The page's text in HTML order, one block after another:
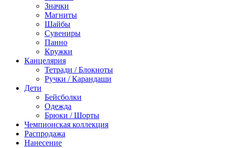
Значки
Магниты
Шайбы
Сувениры
Панно
Кружки
Канцелярия
Тетради / Блокноты
Ручки / Карандаши
Дети
Бейсболки
Одежда
Брюки / Шорты
Чемпионская коллекция
Распродажа
Нанесение